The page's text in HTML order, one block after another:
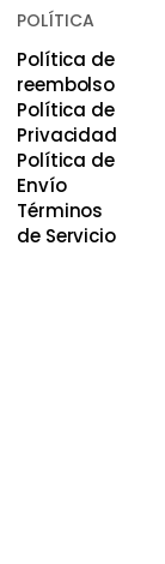
POLÍTICA
Política de
reembolso
Política de
Privacidad
Política de
Envío
Términos
de Servicio